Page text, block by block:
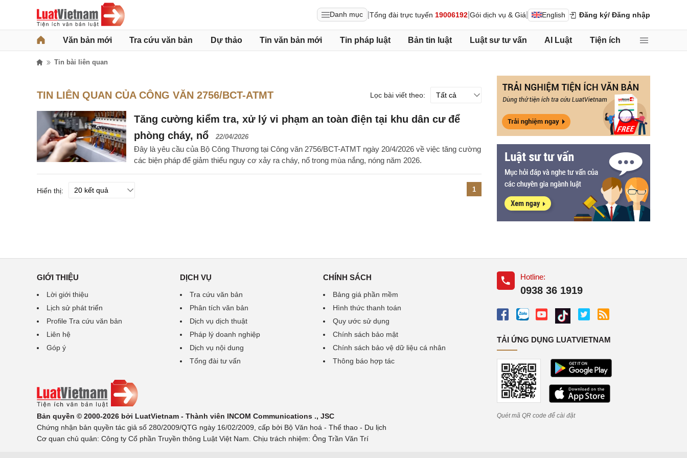
Danh mục Tổng đài trực tuyến 19006192 Gói dịch vụ & Giá English Đăng ký/ Đăng nhập
Văn bản mới Tra cứu văn bản Dự thảo Tin văn bản mới Tin pháp luật Bản tin luật Luật sư tư vấn AI Luật Tiện ích
Tin bài liên quan
TIN LIÊN QUAN CỦA CÔNG VĂN 2756/BCT-ATMT Lọc bài viết theo:
Tăng cường kiểm tra, xử lý vi phạm an toàn điện tại khu dân cư để
phòng cháy, nổ
22/04/2026
Đây là yêu cầu của Bộ Công Thương tại Công văn 2756/BCT-ATMT ngày 20/4/2026 về việc tăng cường
các biện pháp để giảm thiểu nguy cơ xảy ra cháy, nổ trong mùa nắng, nóng năm 2026.
Hiển thị: 1
GIỚI THIỆU
Lời giới thiệu
Lịch sử phát triển
Profile Tra cứu văn bản
Liên hệ
Góp ý
DỊCH VỤ
Tra cứu văn bản
Phân tích văn bản
Dịch vụ dịch thuật
Pháp lý doanh nghiệp
Dịch vụ nội dung
Tổng đài tư vấn
CHÍNH SÁCH
Bảng giá phần mềm
Hình thức thanh toán
Quy ước sử dụng
Chính sách bảo mật
Chính sách bảo vệ dữ liệu cá nhân
Thông báo hợp tác
Bản quyền © 2000-2026 bởi LuatVietnam - Thành viên INCOM Communications ., JSC
Chứng nhận bản quyền tác giả số 280/2009/QTG ngày 16/02/2009, cấp bởi Bộ Văn hoá - Thể thao - Du lịch
Cơ quan chủ quản: Công ty Cổ phần Truyền thông Luật Việt Nam. Chịu trách nhiệm: Ông Trần Văn Trí
Hotline:
0938 36 1919
TẢI ỨNG DỤNG LUATVIETNAM
Quét mã QR code để cài đặt